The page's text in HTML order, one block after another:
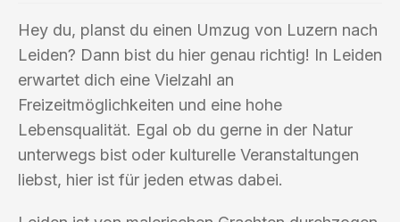
Hey du, planst du einen Umzug von Luzern nach
Leiden? Dann bist du hier genau richtig! In Leiden
erwartet dich eine Vielzahl an
Freizeitmöglichkeiten und eine hohe
Lebensqualität. Egal ob du gerne in der Natur
unterwegs bist oder kulturelle Veranstaltungen
liebst, hier ist für jeden etwas dabei.